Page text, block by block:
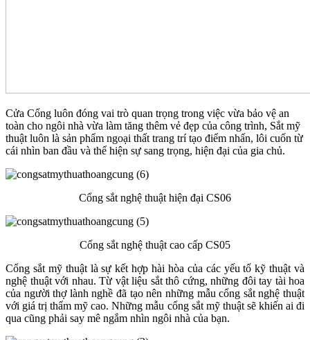
Cửa Cổng luôn đóng vai trò quan trọng trong việc vừa bảo vệ an
toàn cho ngôi nhà vừa làm tăng thêm vẻ đẹp của công trình, Sắt mỹ
thuật luôn là sản phẩm ngoại thất trang trí tạo điểm nhấn, lôi cuốn từ
cái nhìn ban đầu và thể hiện sự sang trọng, hiện đại của gia chủ.
Cổng sắt nghệ thuật hiện đại CS06
Cổng sắt nghệ thuật cao cấp CS05
Cổng sắt mỹ thuật là sự kết hợp hài hòa của các yếu tố kỹ thuật và
nghệ thuật với nhau. Từ vật liệu sắt thô cứng, những đôi tay tài hoa
của người thợ lành nghề đã tạo nên những mẫu cổng sắt nghệ thuật
với giá trị thẩm mỹ cao. Những mẫu cổng sắt mỹ thuật sẽ khiến ai đi
qua cũng phải say mê ngắm nhìn ngôi nhà của bạn.